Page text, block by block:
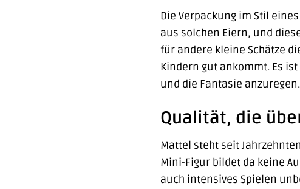
Die Verpackung im Stil
aus solchen Eiern, und
für andere kleine Schätze
Kindern gut ankommt. Es
und die Fantasie anzuregen.
Qualität, die
Mattel steht seit
Mini-Figur bildet da keine
auch intensives Spielen